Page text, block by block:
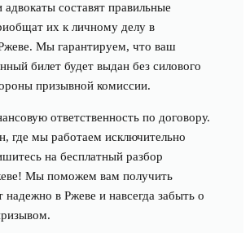
составят правильные
их к личному делу в
Мы гарантируем, что ваш
билет будет выдан без силового
призывной комиссии.
ответственность по договору.
где мы работаем исключительно
на бесплатный разбор
Мы поможем вам получить
надежно в Ржеве и навсегда забыть о